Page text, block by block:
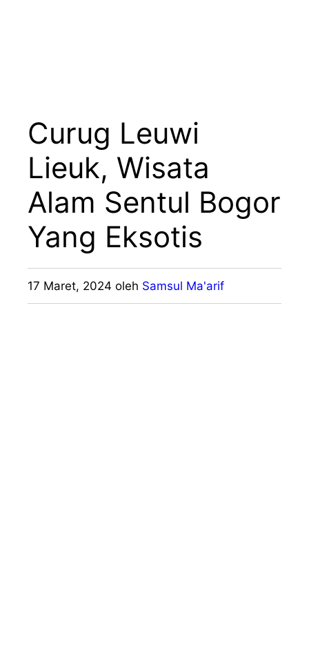
Curug Leuwi
Lieuk, Wisata
Alam Sentul Bogor
Yang Eksotis
17 Maret, 2024 oleh Samsul Ma'arif